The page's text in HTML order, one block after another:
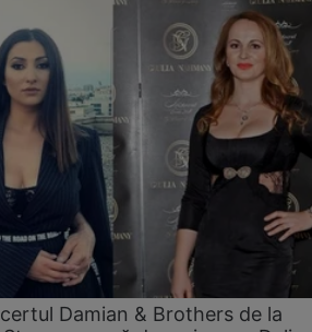
Damian & Brothers de la